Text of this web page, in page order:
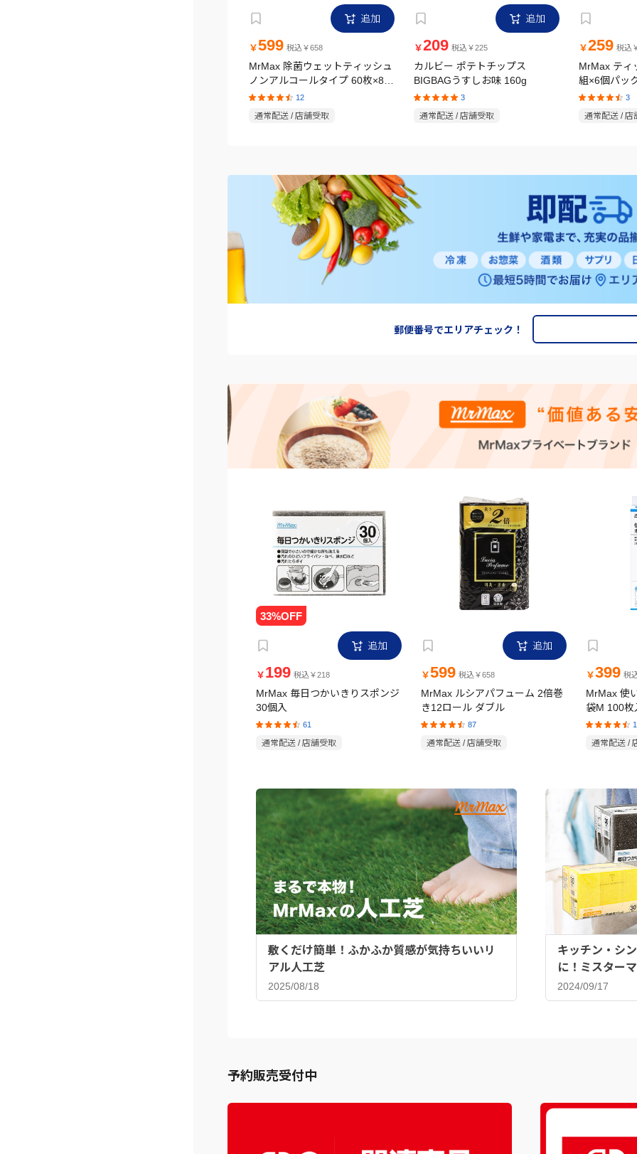
追加
￥ 599 税込￥658
MrMax 除菌ウェットティッシュ
ノンアルコールタイプ 60枚×8個
12
通常配送 / 店舗受取
追加
￥ 209 税込￥225
カルビー ポテトチップス
BIGBAGうすしお味 160g
3
通常配送 / 店舗受取
￥ 259 税込
MrMax ティ
組×6個パッ
3
通常配送 / 店
郵便番号でエリアチェック！
追加
￥ 199 税込￥218
MrMax 毎日つかいきりスポンジ
30個入
61
通常配送 / 店舗受取
追加
￥ 599 税込￥658
MrMax ルシアパフューム 2倍巻
き12ロール ダブル
87
通常配送 / 店舗受取
￥399 税
MrMax 使
袋M 100枚
通常配送 /
敷くだけ簡単！ふかふか質感が気持ちいいリ
アル人工芝
2025/08/18
キッチン・シ
に！ミスター
ンジ♪
2024/09/17
予約販売受付中